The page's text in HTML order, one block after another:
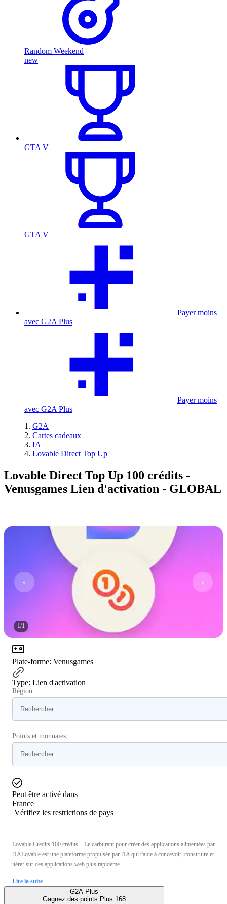
Random Weekend
new
GTA V
GTA V
Payer moins
avec G2A Plus
Payer moins
avec G2A Plus
G2A
Cartes cadeaux
IA
Lovable Direct Top Up
Lovable Direct Top Up 100 crédits -
Venusgames Lien d'activation - GLOBAL
1/1
Plate-forme: Venusgames
Type: Lien d'activation
Région:
Points et monnaies:
Peut être activé dans
France
Vérifiez les restrictions de pays
Lovable Credits 100 crédits – Le carburant pour créer des applications alimentées par
l'IALovable est une plateforme propulsée par l'IA qui t'aide à concevoir, construire et
itérer sur des applications web plus rapideme ...
Lire la suite
G2A Plus
Gagnez des points Plus:168